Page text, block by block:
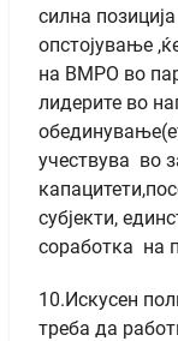
силна
опстојување
на ВМРО во
лидерите во
учествува во
субјекти,
соработка на
10.Искусен
треба да